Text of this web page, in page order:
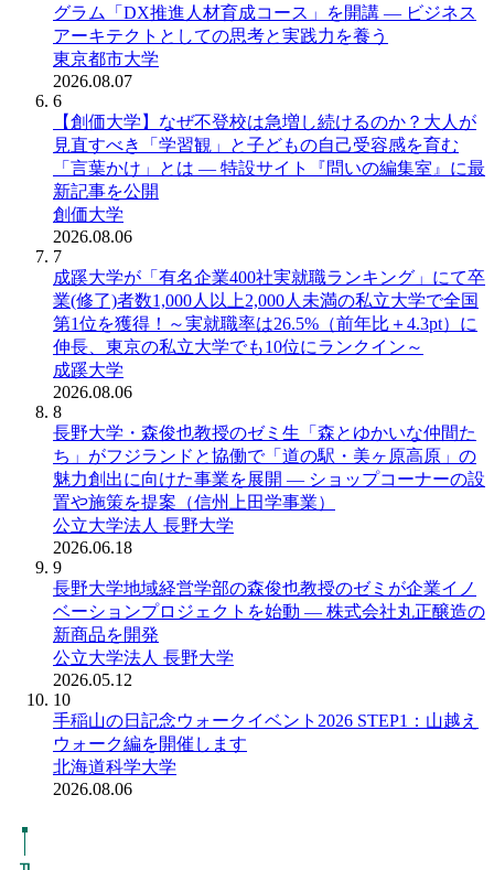
グラム「DX推進人材育成コース」を開講 ― ビジネス
アーキテクトとしての思考と実践力を養う
東京都市大学
2026.08.07
6
【創価大学】なぜ不登校は急増し続けるのか？大人が
見直すべき「学習観」と子どもの自己受容感を育む
「言葉かけ」とは ― 特設サイト『問いの編集室』に最
新記事を公開
創価大学
2026.08.06
7
成蹊大学が「有名企業400社実就職ランキング」にて卒
業(修了)者数1,000人以上2,000人未満の私立大学で全国
第1位を獲得！～実就職率は26.5%（前年比＋4.3pt）に
伸長、東京の私立大学でも10位にランクイン～
成蹊大学
2026.08.06
8
長野大学・森俊也教授のゼミ生「森とゆかいな仲間た
ち」がフジランドと協働で「道の駅・美ヶ原高原」の
魅力創出に向けた事業を展開 ― ショップコーナーの設
置や施策を提案（信州上田学事業）
公立大学法人 長野大学
2026.06.18
9
長野大学地域経営学部の森俊也教授のゼミが企業イノ
ベーションプロジェクトを始動 ― 株式会社丸正醸造の
新商品を開発
公立大学法人 長野大学
2026.05.12
10
手稲山の日記念ウォークイベント2026 STEP1：山越え
ウォーク編を開催します
北海道科学大学
2026.08.06